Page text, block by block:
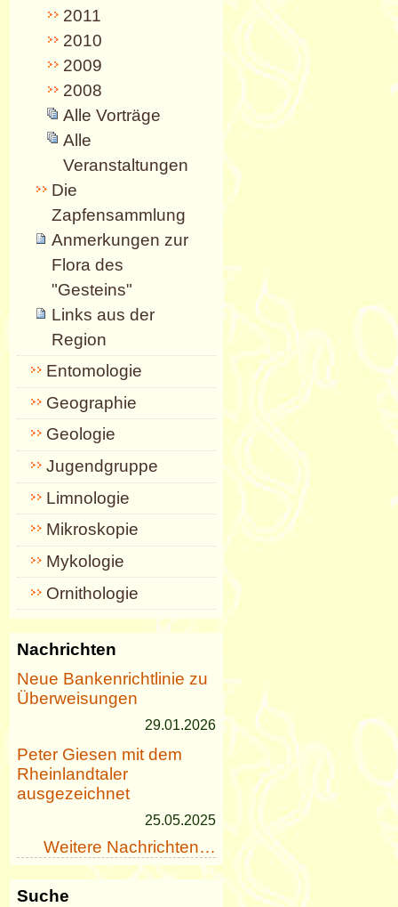
2011
2010
2009
2008
Alle Vorträge
Alle
Veranstaltungen
Die
Zapfensammlung
Anmerkungen zur
Flora des
"Gesteins"
Links aus der
Region
Entomologie
Geographie
Geologie
Jugendgruppe
Limnologie
Mikroskopie
Mykologie
Ornithologie
Nachrichten
Neue Bankenrichtlinie zu
Überweisungen
29.01.2026
Peter Giesen mit dem
Rheinlandtaler
ausgezeichnet
25.05.2025
Weitere Nachrichten…
Suche